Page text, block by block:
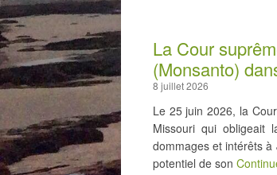
La Cour
(Monsanto)
8 juillet 2026
Le 25 juin 2026, la
Missouri qui obligeait
dommages et intérêts à
potentiel de son